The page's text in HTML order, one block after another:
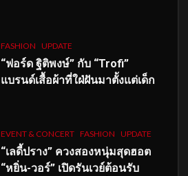
FASHION UPDATE
“ฟอร์ด ฐิติพงษ์” กับ “Trofi”
แบรนด์เสื้อผ้าที่ใฝ่ฝันมาตั้งแต่เด็ก
EVENT & CONCERT FASHION UPDATE
“เลดี้ปราง” ควงสองหนุ่มสุดฮอต
“หยิ่น-วอร์” เปิดรันเวย์ต้อนรับ